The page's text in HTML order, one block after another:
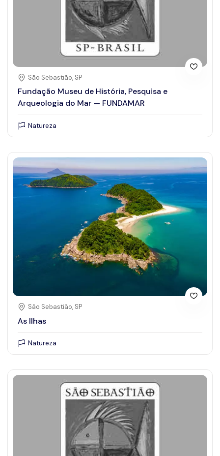
São Sebastião, SP
Fundação Museu de História, Pesquisa e
Arqueologia do Mar — FUNDAMAR
Natureza
São Sebastião, SP
As Ilhas
Natureza